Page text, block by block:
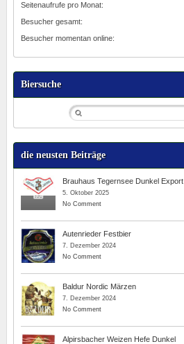
Seitenaufrufe pro Monat:
Besucher gesamt:
Besucher momentan online:
Biersuche
die neusten Beiträge
Brauhaus Tegernsee Dunkel Export
5. Oktober 2025
No Comment
Autenrieder Festbier
7. Dezember 2024
No Comment
Baldur Nordic Märzen
7. Dezember 2024
No Comment
Alpirsbacher Weizen Hefe Dunkel